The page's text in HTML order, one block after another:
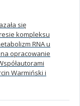
się
kompleksu
RNA u
opracowanie
Warmiński i